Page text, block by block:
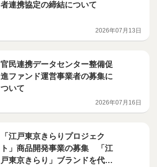
者連携協定の締結について
2026年07月13日
官民連携データセンター整備促
進ファンド運営事業者の募集に
ついて
2026年07月16日
「江戸東京きらりプロジェク
ト」商品開発事業の募集 「江
戸東京きらり」ブランドを代表